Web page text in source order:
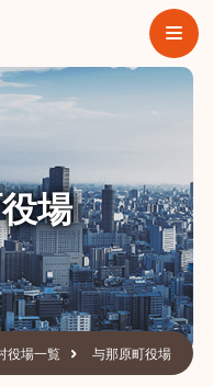
場
役場一覧 与那原町役場